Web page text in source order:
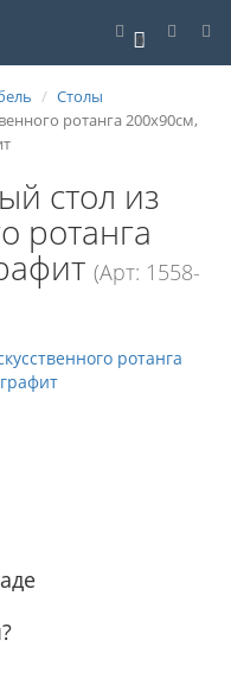
0
Столы
ротанга 200х90см,
стол из
ротанга
(Арт: 1558-